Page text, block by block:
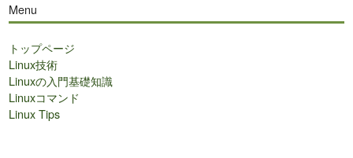
Menu
トップページ
Linux技術
Linuxの入門基礎知識
Linuxコマンド
Linux Tips